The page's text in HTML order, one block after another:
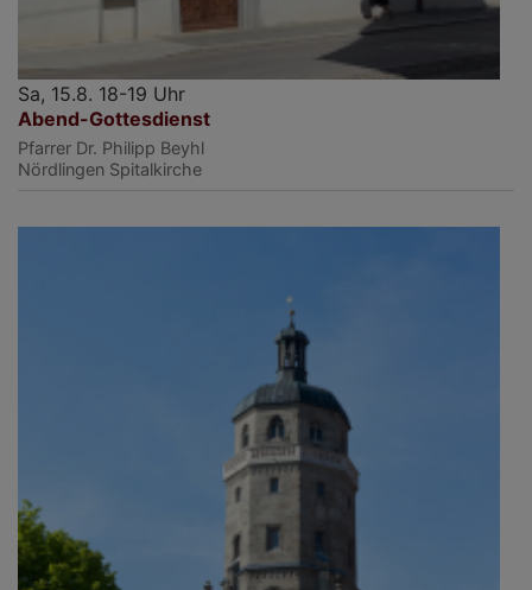
Sa, 15.8. 18-19 Uhr
Abend-Gottesdienst
Pfarrer Dr. Philipp Beyhl
Nördlingen Spitalkirche